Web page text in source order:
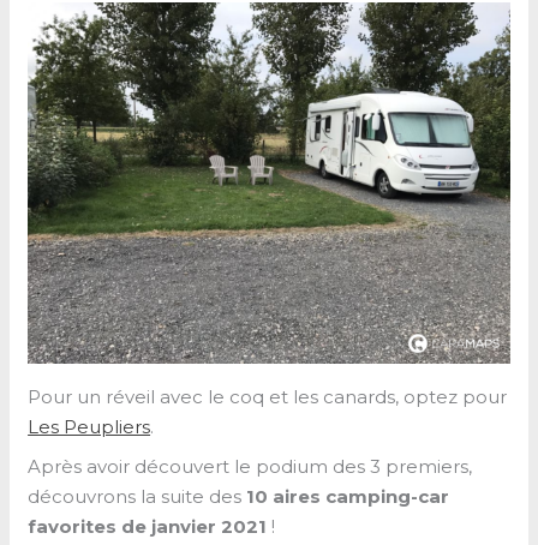
Pour un réveil avec le coq et les canards, optez pour
Les Peupliers.
Après avoir découvert le podium des 3 premiers,
découvrons la suite des 10 aires camping-car
favorites de janvier 2021 !